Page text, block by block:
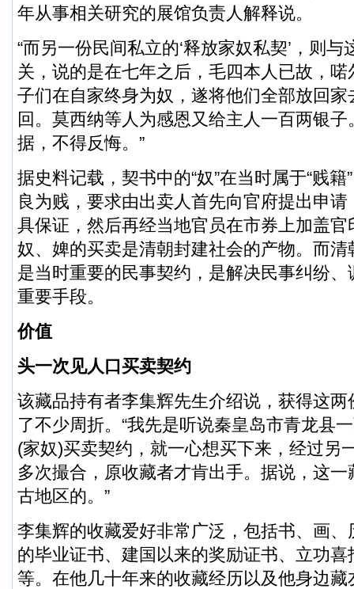
年从事相关研究的展馆负责人解释说。
“而另一份民间私立的‘释放家奴私契’，则与
关，说的是在七年之后，毛四本人已故，
子们在自家终身为奴，遂将他们全部放回
回。莫西纳等人为感恩又给主人一百两银
据，不得反悔。”
据史料记载，契书中的“奴”在当时属于“贱
良为贱，要求由出卖人首先向官府提出申
具保证，然后再经当地官员在市券上加盖
奴、婢的买卖是清朝封建社会的产物。而
是当时重要的民事契约，是解决民事纠纷
重要手段。
价值
头一次见人口买卖契约
该藏品持有者李集辉先生介绍说，获得这两
了不少周折。“我先是听说秦皇岛市青龙县
(家奴)买卖契约，就一心想买下来，经过另
多次撮合，原收藏者才肯出手。据说，这
古地区的。”
李集辉的收藏爱好非常广泛，包括书、画
的毕业证书、建国以来的奖励证书、立功
等。在他几十年来的收藏经历以及他身边